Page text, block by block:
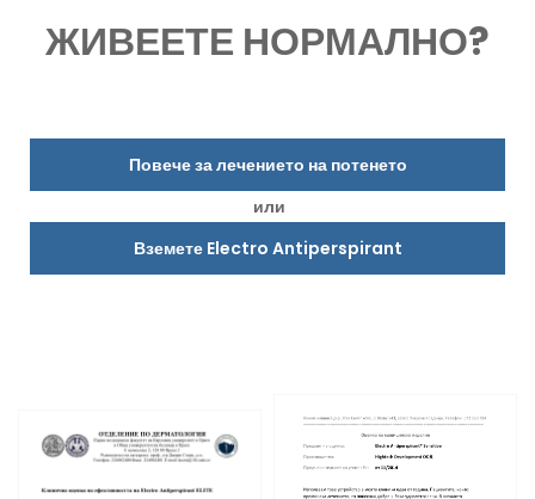
ЖИВЕЕТЕ НОРМАЛНО?
Повече за лечението на потенето
или
Вземете Electro Antiperspirant